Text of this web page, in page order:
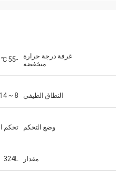
غرفة درجة حرارة
منخفضة
-55 ℃～ -10 ℃
النطاق الطيفي 8 ~ 14 ميكرومتر
وضع التحكم تحكم
مقدار 324L